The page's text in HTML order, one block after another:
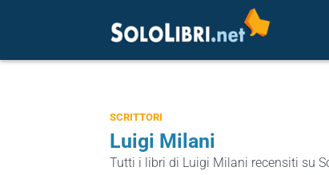
SCRITTORI
Luigi Milani
Tutti i libri di Luigi Milani recensiti su